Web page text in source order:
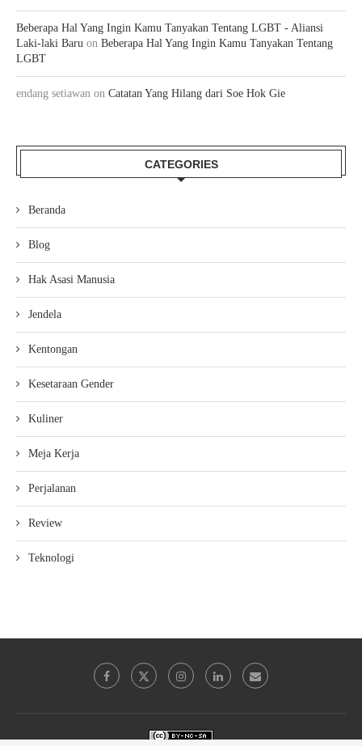
Beberapa Hal Yang Ingin Kamu Tanyakan Tentang LGBT - Aliansi
Laki-laki Baru on Beberapa Hal Yang Ingin Kamu Tanyakan Tentang
LGBT
endang setiawan on Catatan Yang Hilang dari Soe Hok Gie
CATEGORIES
Beranda
Blog
Hak Asasi Manusia
Jendela
Kentongan
Kesetaraan Gender
Kuliner
Meja Kerja
Perjalanan
Review
Teknologi